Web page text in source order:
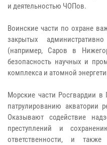
и деятельностью ЧОПов.
Воинские части по охране
закрытых
(например, Саров в
безопасность научных и
комплекса и атомной
Морские части Росгвардии
патрулированию акватории
Оказывают содействие
преступлений и
ответственности, и